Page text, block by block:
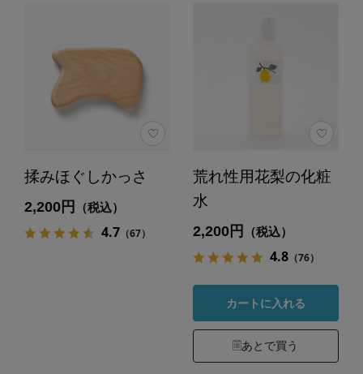
揉みほぐしかっさ
2,200円 （税込）
4.7（67）
荒れ性用花梨の化粧
水
2,200円 （税込）
4.8（76）
カートに入れる
あとで買う